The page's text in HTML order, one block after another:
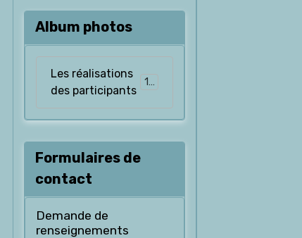
Album photos
Les réalisations
des participants
126
Formulaires de
contact
Demande de
renseignements